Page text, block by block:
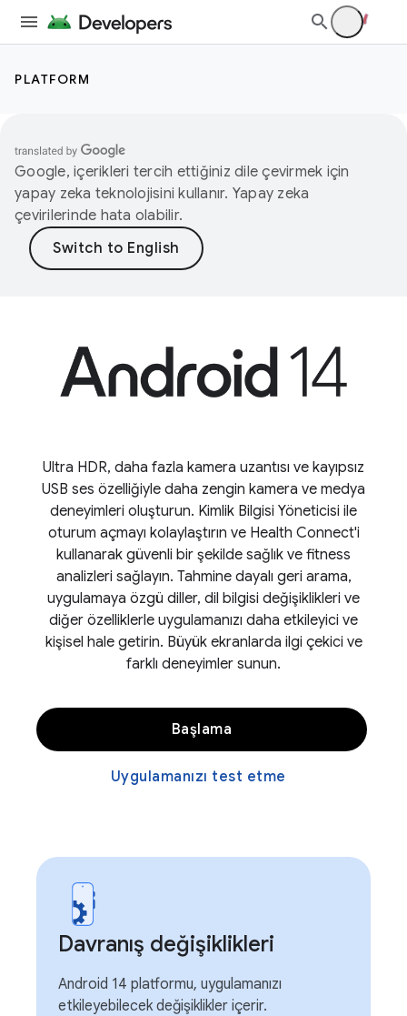
PLATFORM
Google, içerikleri tercih ettiğiniz dile çevirmek için
yapay zeka teknolojisini kullanır. Yapay zeka
çevirilerinde hata olabilir.
Ultra HDR, daha fazla kamera uzantısı ve kayıpsız
USB ses özelliğiyle daha zengin kamera ve medya
deneyimleri oluşturun. Kimlik Bilgisi Yöneticisi ile
oturum açmayı kolaylaştırın ve Health Connect'i
kullanarak güvenli bir şekilde sağlık ve fitness
analizleri sağlayın. Tahmine dayalı geri arama,
uygulamaya özgü diller, dil bilgisi değişiklikleri ve
diğer özelliklerle uygulamanızı daha etkileyici ve
kişisel hale getirin. Büyük ekranlarda ilgi çekici ve
farklı deneyimler sunun.
Başlama
Uygulamanızı test etme
Davranış değişiklikleri
Android 14 platformu, uygulamanızı
etkileyebilecek değişiklikler içerir.